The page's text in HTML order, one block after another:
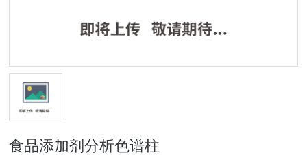
食品添加剂分析色谱柱